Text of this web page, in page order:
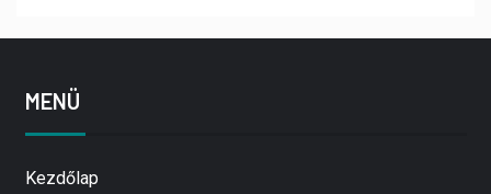
MENÜ
Kezdőlap